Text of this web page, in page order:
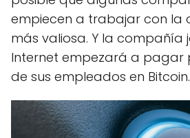
empiecen a trabajar con la
más valiosa. Y la compañía
Internet empezará a pagar
de sus empleados en Bitcoin.